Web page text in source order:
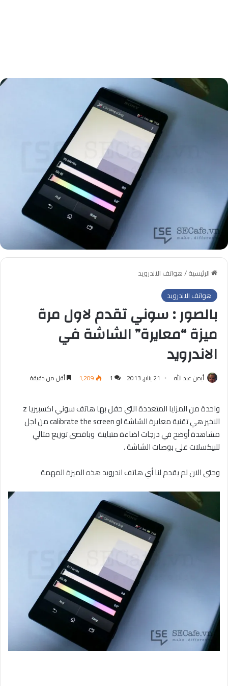
الرئيسية/هواتف الاندرويد
هواتف الاندرويد
بالصور : سوني تقدم لاول مرة
ميزة “معايرة” الشاشة في
الاندرويد
أيمن عبد الله 21 يناير, 2013 1 1٬209 أقل من دقيقة
واحدة من المزايا المتعددة التي حفل بها هاتف سوني اكسبيريا z
الاخير هي تقنية معايرة الشاشة او calibrate the screen من اجل
مشاهدة أوضح في درجات اضاءة متباينة وباقصى توزيع مثالي
للبيكسلات على بوصات الشاشة .
وحتى الان لم يقدم لنا أي هاتف اندرويد هذه الميزة المهمة